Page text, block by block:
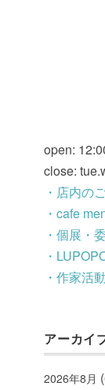
open:
close:
・店内の
・cafe
・個展・
・
・作家活
アーカイ
2026年8月